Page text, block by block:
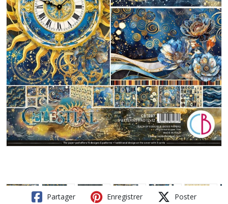
Partager Enregistrer Poster